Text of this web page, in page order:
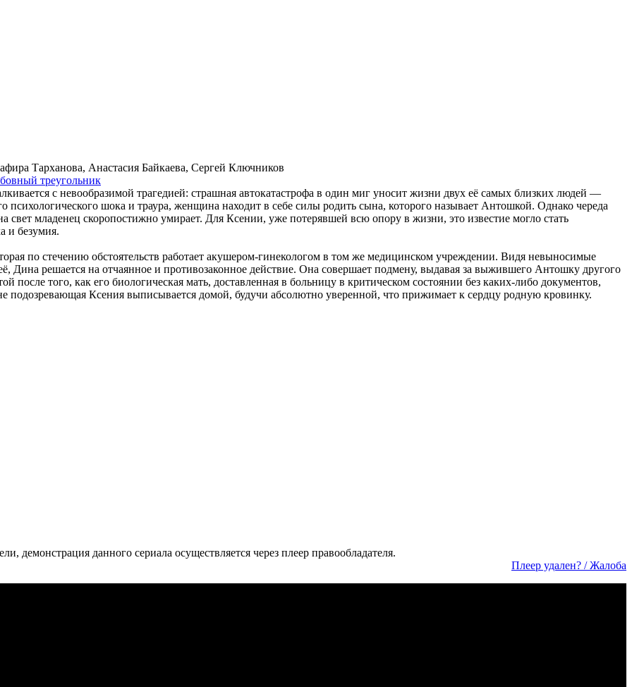
Тарханова, Анастасия Байкаева, Сергей Ключников
тре­уголь­ник
с невообразимой трагедией: страшная автокатастрофа в один миг уносит жизни двух её самых близких людей —
психологического шока и траура, женщина находит в себе силы родить сына, которого называет Антошкой. Однако череда
свет младенец скоропостижно умирает. Для Ксении, уже потерявшей всю опору в жизни, это известие могло стать
и безумия.
по стечению обстоятельств работает акушером-гинекологом в том же медицинском учреждении. Видя невыносимые
Дина решается на отчаянное и противозаконное действие. Она совершает подмену, выдавая за выжившего Антошку другого
после того, как его биологическая мать, доставленная в больницу в критическом состоянии без каких-либо документов,
подозревающая Ксения выписывается домой, будучи абсолютно уверенной, что прижимает к сердцу родную кровинку.
де­мон­ст­ра­ция дан­но­го се­риа­ла осу­ще­ст­в­ля­ет­ся че­рез пле­ер пра­во­об­ла­да­те­ля.
Пле­ер уда­лен? / Жа­ло­ба